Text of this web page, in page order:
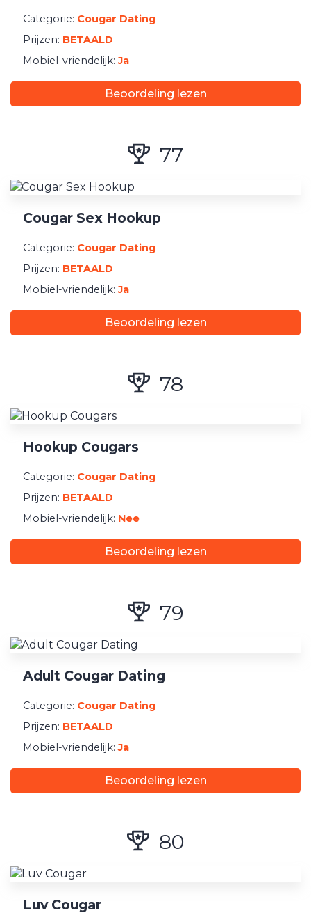
Categorie: Cougar Dating
Prijzen: BETAALD
Mobiel-vriendelijk:Ja
Beoordeling lezen
77
Cougar Sex Hookup
Categorie: Cougar Dating
Prijzen: BETAALD
Mobiel-vriendelijk:Ja
Beoordeling lezen
78
Hookup Cougars
Categorie: Cougar Dating
Prijzen: BETAALD
Mobiel-vriendelijk: Nee
Beoordeling lezen
79
Adult Cougar Dating
Categorie: Cougar Dating
Prijzen: BETAALD
Mobiel-vriendelijk:Ja
Beoordeling lezen
80
Luv Cougar